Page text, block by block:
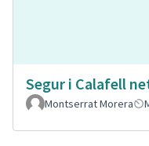
Segur i Calafell
Montserrat Morera